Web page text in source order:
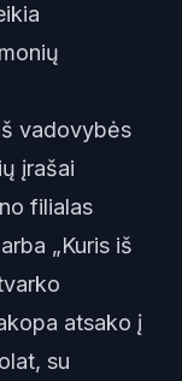
vadovybės
įrašai
filialas
„Kuris iš
atsako į
su